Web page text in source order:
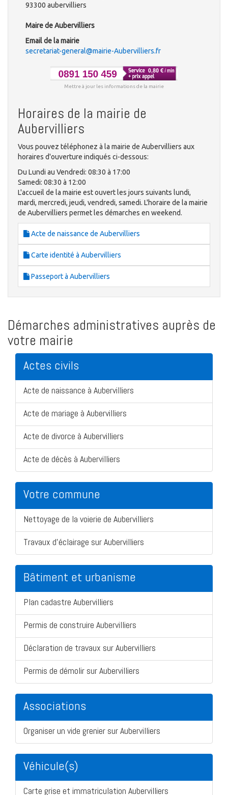
93300 aubervilliers
Maire de Aubervilliers
Email de la mairie
secretariat-general@mairie-Aubervilliers.fr
Mettre à jour les informations de la mairie
Horaires de la mairie de
Aubervilliers
Vous pouvez téléphonez à la mairie de Aubervilliers aux
horaires d'ouverture indiqués ci-dessous:
Du Lundi au Vendredi: 08:30 à 17:00
Samedi: 08:30 à 12:00
L'accueil de la mairie est ouvert les jours suivants lundi,
mardi, mercredi, jeudi, vendredi, samedi. L'horaire de la mairie
de Aubervilliers permet les démarches en weekend.
Acte de naissance de Aubervilliers
Carte identité à Aubervilliers
Passeport à Aubervilliers
Démarches administratives auprès de
votre mairie
Actes civils
Acte de naissance à Aubervilliers
Acte de mariage à Aubervilliers
Acte de divorce à Aubervilliers
Acte de décès à Aubervilliers
Votre commune
Nettoyage de la voierie de Aubervilliers
Travaux d'éclairage sur Aubervilliers
Bâtiment et urbanisme
Plan cadastre Aubervilliers
Permis de construire Aubervilliers
Déclaration de travaux sur Aubervilliers
Permis de démolir sur Aubervilliers
Associations
Organiser un vide grenier sur Aubervilliers
Véhicule(s)
Carte grise et immatriculation Aubervilliers